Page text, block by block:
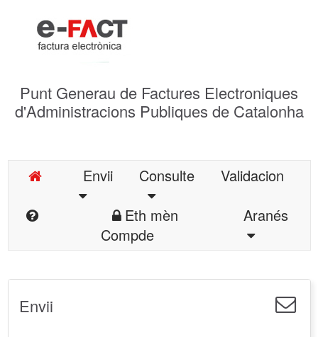
Punt Generau de Factures Electroniques
d'Administracions Publiques de Catalonha
Envii Consulte
Validacion
Eth mèn
Compde
Aranés
Envii